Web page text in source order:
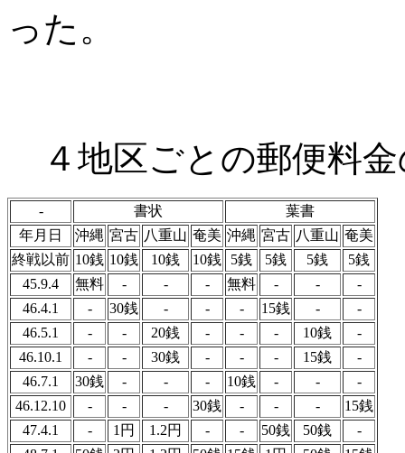
った。
４地区ごとの郵便料
- 書状
葉書
年月日
沖縄 宮古 八重山 奄美 沖縄 宮古 八重山 奄美
終戦以前 10銭 10銭 10銭 10銭 5銭 5銭 5銭
5銭
45.9.4
無料 - - - 無料 - -
-
46.4.1
- 30銭 - - - 15銭 -
-
46.5.1
- - 20銭 - - - 10銭
-
46.10.1
- - 30銭 - - - 15銭
-
46.7.1
30銭 - - - 10銭 - -
-
46.12.10
- - - 30銭 - - -
15銭
47.4.1
- 1円 1.2円 - - 50銭 50銭
-